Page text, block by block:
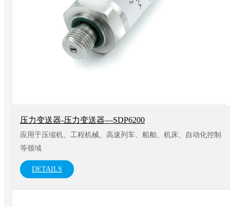
压力变送器-压力变送器—SDP6200
应用于压缩机、工程机械、高速列车、船舶、机床、自动化控制
等领域
DETAILS